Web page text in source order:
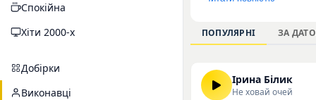
Спокійна
Хіти 2000-х
Добірки
Виконавці
«Не цілуй». Музика
протягом тривалого
ПОПУЛЯРНІ ЗА
Ірина Білик
Не ховай очей